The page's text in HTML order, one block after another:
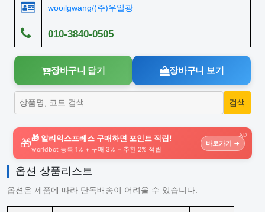
wooilgwang/(주)우일광
010-3840-0505
장바구니 담기 장바구니 보기
AD
🎁🎁 알리익스프레스 구매하면 포인트 적립!
worldbot 등록 1% + 구매 3% + 추천 2% 적립
바로가기 →
옵션 상품리스트
옵션은 제품에 따라 단독배송이 어려울 수 있습니다.